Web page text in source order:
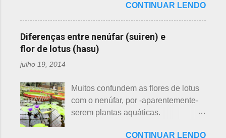
parecidas: - Ameixeira - Ume 梅 A
primeira a florescer é a ameixeira.
Particularmente, dessas 3 flores,
gosto mais da ameixeira. O período
Ameixeiras não tem caule e as flores
brotam diretamente dos ramos. Cada
junta no botão tem apenas uma flor e
é relativamente espaçoso. As pétalas
são arredondadas. - Pessegueiro -
japonesas e - embora muitos
conheçam - compartilho aos que
ainda não tiveram essa
oportunidade. A tecelã de nuvens Há
muito tempo atrás, na terra do sol
suas terras para o plantio. Sozinho
no mundo e muito triste, pois a mãe,
que era tecelã, havia falecido
CONTINUAR LENDO
Diferenças entre nenúfar (suiren) e
flor de lotus (hasu)
julho 19, 2014
Muitos confundem as flores de lotus
com o nenúfar, por -aparentemente-
serem plantas aquáticas.
CONTINUAR LENDO